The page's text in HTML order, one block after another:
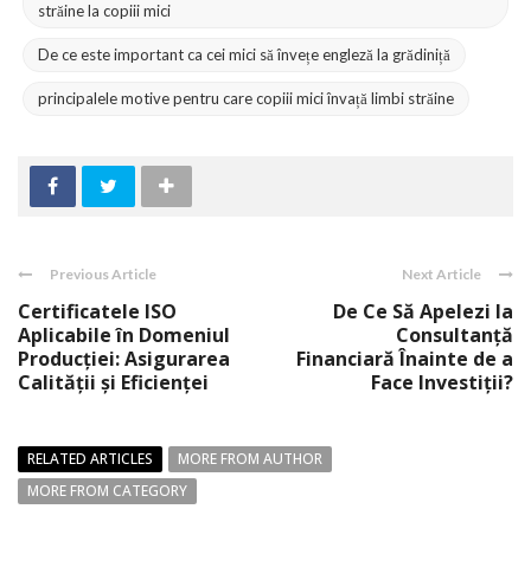
străine la copiii mici
De ce este important ca cei mici să învețe engleză la grădiniță
principalele motive pentru care copiii mici învață limbi străine
Previous Article
Certificatele ISO
Aplicabile în Domeniul
Producției: Asigurarea
Calității și Eficienței
Next Article
De Ce Să Apelezi la
Consultanță
Financiară Înainte de a
Face Investiții?
RELATED ARTICLES
MORE FROM AUTHOR
MORE FROM CATEGORY